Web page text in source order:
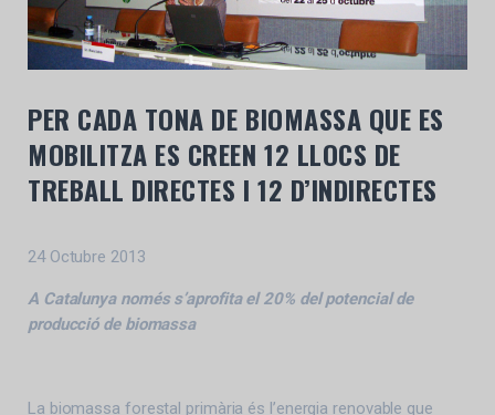
PER CADA TONA DE BIOMASSA QUE ES
MOBILITZA ES CREEN 12 LLOCS DE
TREBALL DIRECTES I 12 D’INDIRECTES
24 Octubre 2013
A Catalunya només s’aprofita el 20% del potencial de
producció de biomassa
La biomassa forestal primària és l’energia renovable que